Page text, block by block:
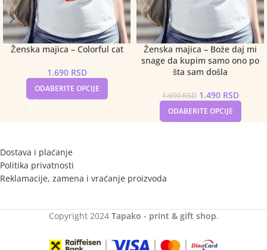
Ženska majica – Colorful cat
1.690 RSD
ODABERITE OPCIJE
Ženska majica – Bože daj mi
snage da kupim samo ono po
šta sam došla
1.690RSD 1.490 RSD
ODABERITE OPCIJE
Dostava i plaćanje
Politika privatnosti
Reklamacije, zamena i vraćanje proizvoda
Copyright 2024 Tapako - print & gift shop.